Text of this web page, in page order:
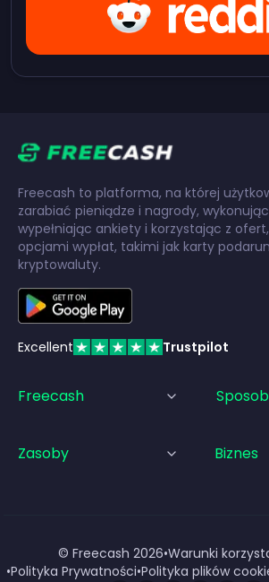
Freecash to platforma, na której
zarabiać pieniądze i nagrody,
wypełniając ankiety i korzystając z
opcjami wypłat, takimi jak karty
kryptowaluty.
Excellent Trustpilot
Freecash
Zasoby Biznes
© Freecash 2026•Warunki
•Polityka Prywatności•Polityka plików